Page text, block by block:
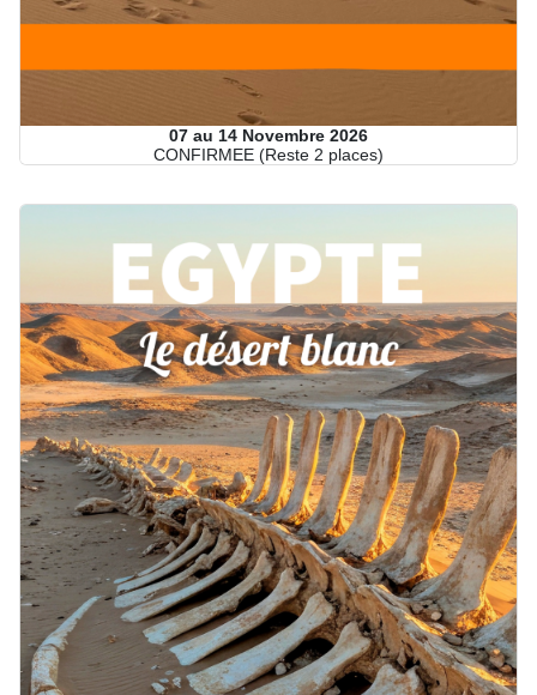
07 au 14 Novembre 2026
CONFIRMEE (Reste 2 places)